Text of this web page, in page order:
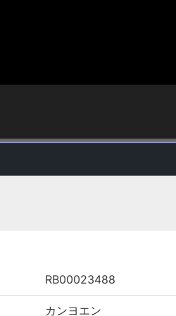
RB00023488
カンヨエン